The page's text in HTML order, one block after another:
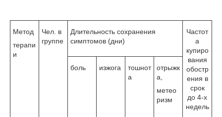
Метод
терапи
и
Чел. в
группе
Длительность сохранения
симптомов (дни)
Частот
а
купиро
вания
обостр
ения в
срок
до 4-х
недель
боль изжога
тошнот
а
отрыжк
а,
метео
ризм